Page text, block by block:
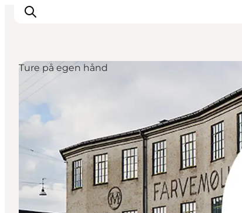
This is Copenhagen
Aktiviteter
Områder
Planlæg din tur
CopenPay
Copenhagen Card
Ture på egen hånd